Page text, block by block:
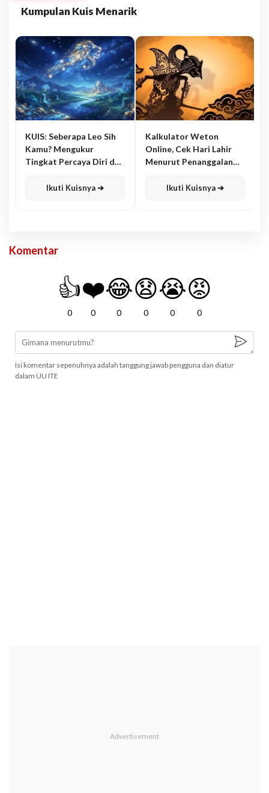
Kumpulan Kuis Menarik
KUIS: Seberapa Leo Sih
Kamu? Mengukur
Tingkat Percaya Diri dan
Ikuti Kuisnya ➔
Kalkulator Weton
Online, Cek Hari Lahir
Menurut Penanggalan
Ikuti Kuisnya ➔
Komentar
👍
0
❤️
0
😂
0
😧
0
😭
0
😡
0
Isi komentar sepenuhnya adalah tanggung jawab pengguna dan diatur
dalam UU ITE